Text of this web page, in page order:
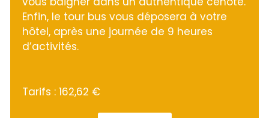
Enfin, le tour bus vous déposera à votre
hôtel, après une journée de 9 heures
d’activités.
Tarifs : 162,62 €